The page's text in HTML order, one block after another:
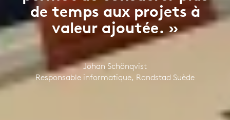
de temps aux projets à
valeur ajoutée. »
Johan Schönqvist
Responsable informatique, Randstad Suède